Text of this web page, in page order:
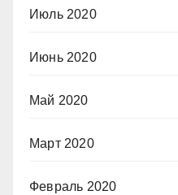
Июль 2020
Июнь 2020
Май 2020
Март 2020
Февраль 2020